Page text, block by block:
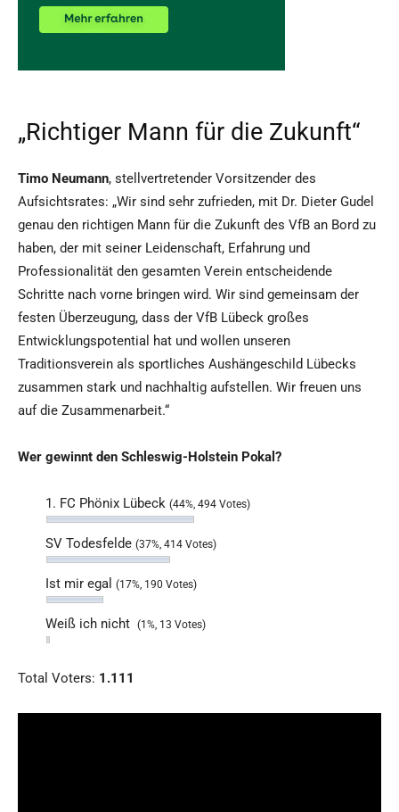
„Richtiger Mann für die Zukunft“
Timo Neumann, stellvertretender Vorsitzender des
Aufsichtsrates: „Wir sind sehr zufrieden, mit Dr. Dieter Gudel
genau den richtigen Mann für die Zukunft des VfB an Bord zu
haben, der mit seiner Leidenschaft, Erfahrung und
Professionalität den gesamten Verein entscheidende
Schritte nach vorne bringen wird. Wir sind gemeinsam der
festen Überzeugung, dass der VfB Lübeck großes
Entwicklungspotential hat und wollen unseren
Traditionsverein als sportliches Aushängeschild Lübecks
zusammen stark und nachhaltig aufstellen. Wir freuen uns
auf die Zusammenarbeit.“
Wer gewinnt den Schleswig-Holstein Pokal?
1. FC Phönix Lübeck (44%, 494 Votes)
SV Todesfelde (37%, 414 Votes)
Ist mir egal (17%, 190 Votes)
Weiß ich nicht (1%, 13 Votes)
Total Voters: 1.111